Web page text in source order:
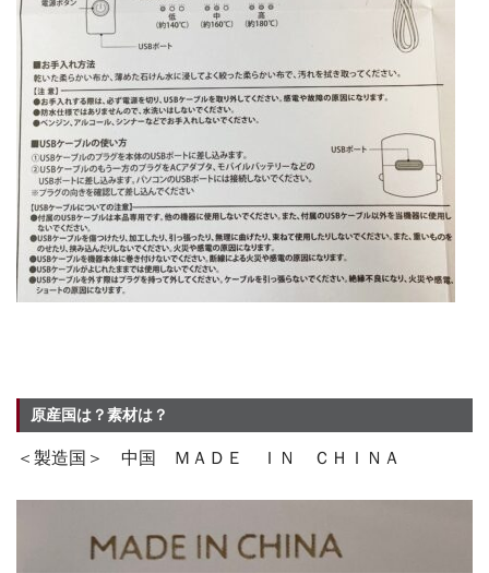
原産国は？素材は？
＜製造国＞ 中国 ＭＡＤＥ ＩＮ ＣＨＩＮＡ